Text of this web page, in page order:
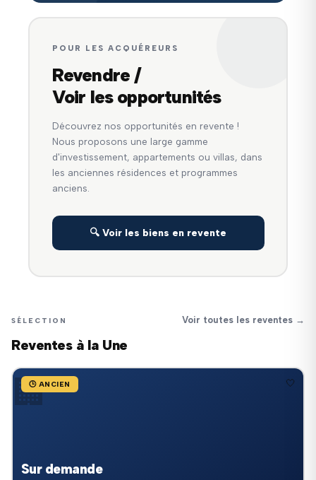
POUR LES ACQUÉREURS
Revendre /
Voir les opportunités
Découvrez nos opportunités en revente !
Nous proposons une large gamme
d'investissement, appartements ou villas, dans
les anciennes résidences et programmes
anciens.
🔍 Voir les biens en revente
SÉLECTION
Reventes à la Une
Voir toutes les reventes →
🏢
🕒 ANCIEN 🤍
Sur demande